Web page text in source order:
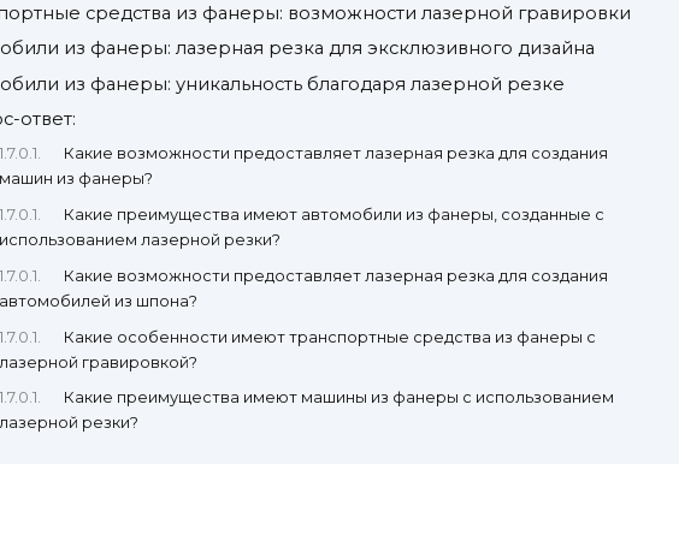
средства из фанеры: возможности лазерной гравировки
из фанеры: лазерная резка для эксклюзивного дизайна
из фанеры: уникальность благодаря лазерной резке
ответ:
Какие возможности предоставляет лазерная резка для создания
машин из фанеры?
Какие преимущества имеют автомобили из фанеры, созданные с
использованием лазерной резки?
Какие возможности предоставляет лазерная резка для создания
автомобилей из шпона?
Какие особенности имеют транспортные средства из фанеры с
лазерной гравировкой?
Какие преимущества имеют машины из фанеры с использованием
лазерной резки?